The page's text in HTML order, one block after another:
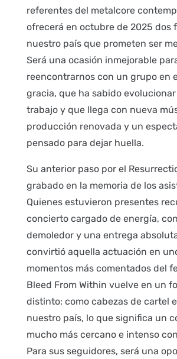
referentes del metalcore
ofrecerá en octubre de 2025 dos
nuestro país que prometen ser
Será una ocasión inmejorable
reencontrarnos con un grupo en
gracia, que ha sabido
trabajo y que llega con nueva
producción renovada y un
pensado para dejar huella.
Su anterior paso por el
grabado en la memoria de los
Quienes estuvieron presentes
concierto cargado de energía,
demoledor y una entrega
convirtió aquella actuación en
momentos más comentados del
Bleed From Within vuelve en un
distinto: como cabezas de cartel
nuestro país, lo que significa un
mucho más cercano e intenso
Para sus seguidores, será una